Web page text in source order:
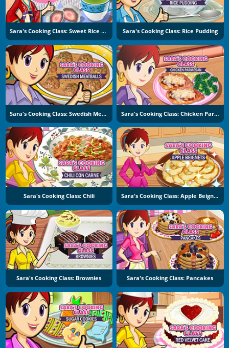
Sara's Cooking Class: Sweet Rice Cakes Sara's Cooking Class: Rice Pudding
Sara's Cooking Class: Swedish Meatballs Sara's Cooking Class: Chicken Parmesan
Sara's Cooking Class: Chili Sara's Cooking Class: Apple Beignets
Sara's Cooking Class: Brownies Sara's Cooking Class: Pancakes